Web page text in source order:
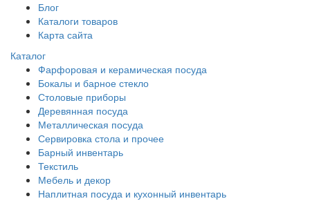
Блог
Каталоги товаров
Карта сайта
Каталог
Фарфоровая и керамическая посуда
Бокалы и барное стекло
Столовые приборы
Деревянная посуда
Металлическая посуда
Сервировка стола и прочее
Барный инвентарь
Текстиль
Мебель и декор
Наплитная посуда и кухонный инвентарь